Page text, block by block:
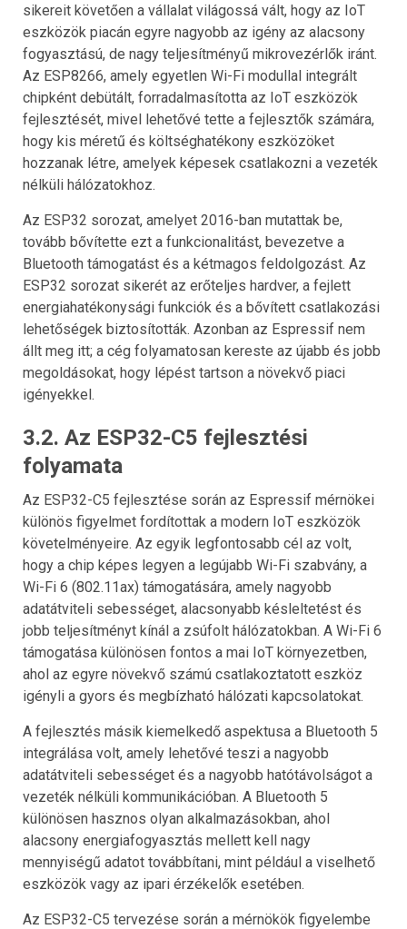
sikereit követően a vállalat világossá vált, hogy az IoT
eszközök piacán egyre nagyobb az igény az alacsony
fogyasztású, de nagy teljesítményű mikrovezérlők iránt.
Az ESP8266, amely egyetlen Wi-Fi modullal integrált
chipként debütált, forradalmasította az IoT eszközök
fejlesztését, mivel lehetővé tette a fejlesztők számára,
hogy kis méretű és költséghatékony eszközöket
hozzanak létre, amelyek képesek csatlakozni a vezeték
nélküli hálózatokhoz.
Az ESP32 sorozat, amelyet 2016-ban mutattak be,
tovább bővítette ezt a funkcionalitást, bevezetve a
Bluetooth támogatást és a kétmagos feldolgozást. Az
ESP32 sorozat sikerét az erőteljes hardver, a fejlett
energiahatékonysági funkciók és a bővített csatlakozási
lehetőségek biztosították. Azonban az Espressif nem
állt meg itt; a cég folyamatosan kereste az újabb és jobb
megoldásokat, hogy lépést tartson a növekvő piaci
igényekkel.
3.2. Az ESP32-C5 fejlesztési
folyamata
Az ESP32-C5 fejlesztése során az Espressif mérnökei
különös figyelmet fordítottak a modern IoT eszközök
követelményeire. Az egyik legfontosabb cél az volt,
hogy a chip képes legyen a legújabb Wi-Fi szabvány, a
Wi-Fi 6 (802.11ax) támogatására, amely nagyobb
adatátviteli sebességet, alacsonyabb késleltetést és
jobb teljesítményt kínál a zsúfolt hálózatokban. A Wi-Fi 6
támogatása különösen fontos a mai IoT környezetben,
ahol az egyre növekvő számú csatlakoztatott eszköz
igényli a gyors és megbízható hálózati kapcsolatokat.
A fejlesztés másik kiemelkedő aspektusa a Bluetooth 5
integrálása volt, amely lehetővé teszi a nagyobb
adatátviteli sebességet és a nagyobb hatótávolságot a
vezeték nélküli kommunikációban. A Bluetooth 5
különösen hasznos olyan alkalmazásokban, ahol
alacsony energiafogyasztás mellett kell nagy
mennyiségű adatot továbbítani, mint például a viselhető
eszközök vagy az ipari érzékelők esetében.
Az ESP32-C5 tervezése során a mérnökök figyelembe